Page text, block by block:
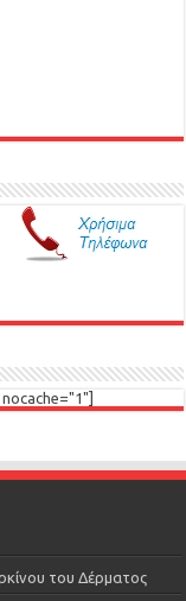
του Δέρματος